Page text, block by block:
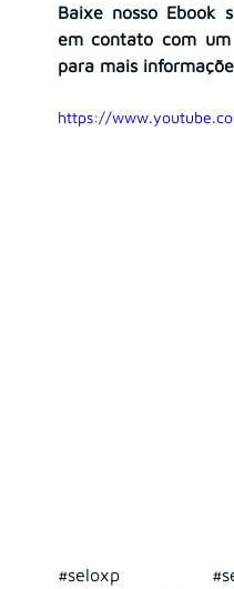
Baixe nosso Ebook
em contato com um
para mais
https://
#seloxp